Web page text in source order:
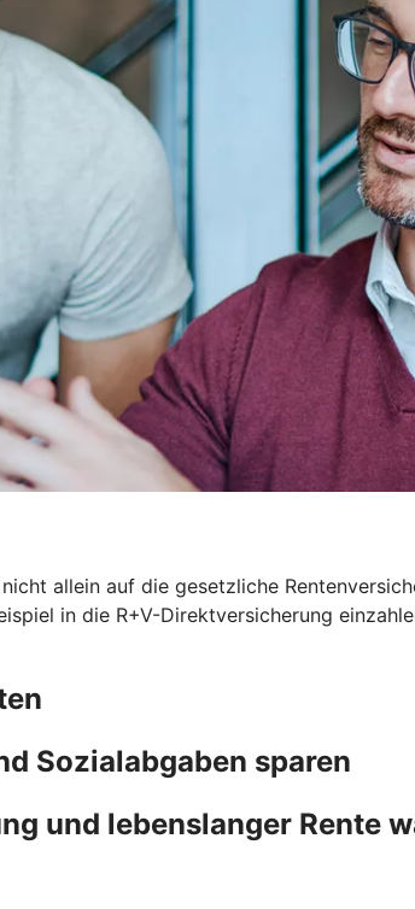
allein auf die gesetzliche
in die R+V-Direktversicherung
Sozialabgaben sparen
und lebenslanger Rente